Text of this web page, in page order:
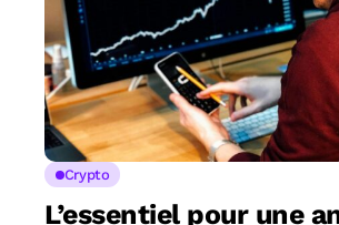
Crypto
L’essentiel pour une